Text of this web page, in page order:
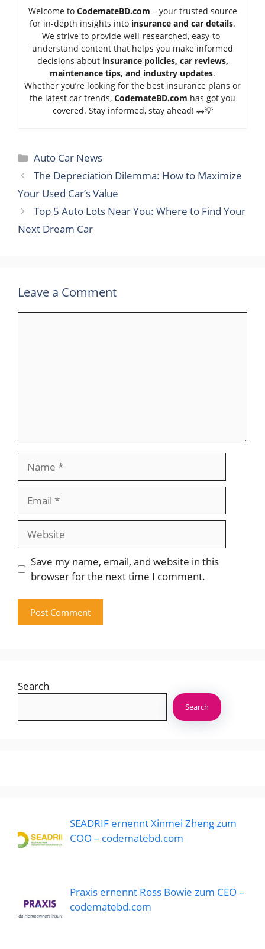
Welcome to CodemateBD.com – your trusted source
for in-depth insights into insurance and car details.
We strive to provide well-researched, easy-to-
understand content that helps you make informed
decisions about insurance policies, car reviews,
maintenance tips, and industry updates.
Whether you’re looking for the best insurance plans or
the latest car trends, CodemateBD.com has got you
covered. Stay informed, stay ahead! 🚗💡
Categories
Auto Car News
The Depreciation Dilemma: How to Maximize
Your Used Car’s Value
Top 5 Auto Lots Near You: Where to Find Your
Next Dream Car
Leave a Comment
Website
Save my name, email, and website in this
browser for the next time I comment.
Search
Search
SEADRIF ernennt Xinmei Zheng zum
COO – codematebd.com
Praxis ernennt Ross Bowie zum CEO –
codematebd.com